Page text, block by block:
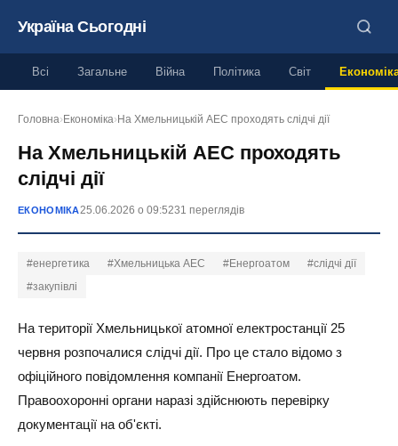
Україна Сьогодні
Всі Загальне Війна Політика Світ
Головна› Економіка› На Хмельницькій АЕС проходять слідчі дії
На Хмельницькій АЕС проходять
слідчі дії
ЕКОНОМІКА25.06.2026 о 09:5231 переглядів
#енергетика #Хмельницька АЕС #Енергоатом
#слідчі дії
#закупівлі
На території Хмельницької атомної електростанції 25
червня розпочалися слідчі дії. Про це стало відомо з
офіційного повідомлення компанії Енергоатом.
Правоохоронні органи наразі здійснюють перевірку
документації на об'єкті.